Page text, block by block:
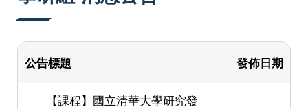
公告標題 發佈日期
【課程】國立清華大學研究發